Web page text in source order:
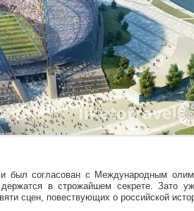
был согласован с Международным
в строжайшем секрете. Зато
сцен, повествующих о российской